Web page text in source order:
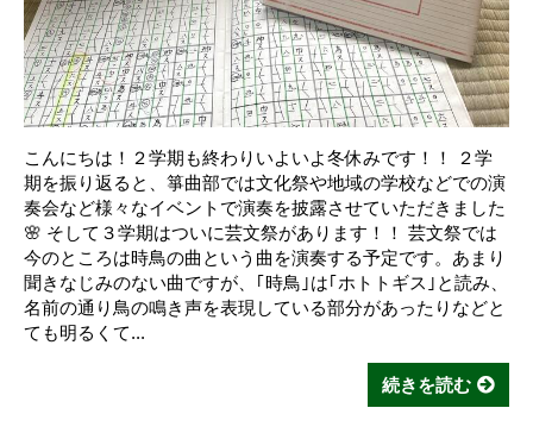
こんにちは！２学期も終わりいよいよ冬休みです！！ ２学
期を振り返ると、箏曲部では文化祭や地域の学校などでの演
奏会など様々なイベントで演奏を披露させていただきました
🌸 そして３学期はついに芸文祭があります！！ 芸文祭では
今のところは時鳥の曲という曲を演奏する予定です。あまり
聞きなじみのない曲ですが、｢時鳥｣は｢ホトトギス｣と読み、
名前の通り鳥の鳴き声を表現している部分があったりなどと
ても明るくて...
続きを読む